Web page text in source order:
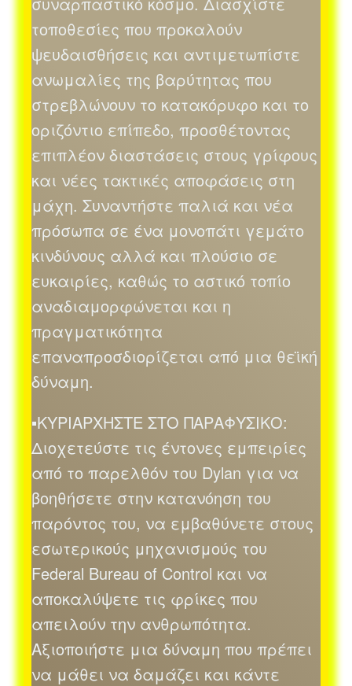
τοποθεσίες που προκαλούν
ψευδαισθήσεις και αντιμετωπίστε
ανωμαλίες της βαρύτητας που
στρεβλώνουν το κατακόρυφο και το
οριζόντιο επίπεδο, προσθέτοντας
επιπλέον διαστάσεις στους γρίφους
και νέες τακτικές αποφάσεις στη
μάχη. Συναντήστε παλιά και νέα
πρόσωπα σε ένα μονοπάτι γεμάτο
κινδύνους αλλά και πλούσιο σε
ευκαιρίες, καθώς το αστικό τοπίο
αναδιαμορφώνεται και η
πραγματικότητα
επαναπροσδιορίζεται από μια θεϊκή
δύναμη.
▪ΚΥΡΙΑΡΧΗΣΤΕ ΣΤΟ ΠΑΡΑΦΥΣΙΚΟ:
Διοχετεύστε τις έντονες εμπειρίες
από το παρελθόν του Dylan για να
βοηθήσετε στην κατανόηση του
παρόντος του, να εμβαθύνετε στους
εσωτερικούς μηχανισμούς του
Federal Bureau of Control και να
αποκαλύψετε τις φρίκες που
απειλούν την ανθρωπότητα.
Αξιοποιήστε μια δύναμη που πρέπει
να μάθει να δαμάζει και κάντε